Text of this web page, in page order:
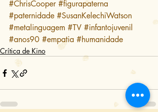
#ChrisCooper #figurapaterna
#paternidade #SusanKelechiWatson
#metalinguagem #TV #infantojuvenil
#anos90 #empatia #humanidade
Crítica de Kino